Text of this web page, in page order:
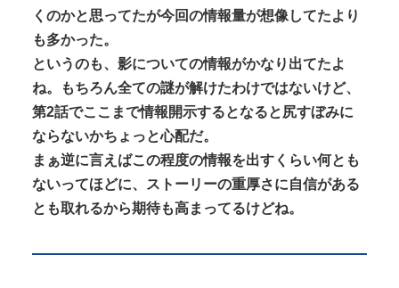
くのかと思ってたが今回の情報量が想像してたより
も多かった。
というのも、影についての情報がかなり出てたよ
ね。もちろん全ての謎が解けたわけではないけど、
第2話でここまで情報開示するとなると尻すぼみに
ならないかちょっと心配だ。
まぁ逆に言えばこの程度の情報を出すくらい何とも
ないってほどに、ストーリーの重厚さに自信がある
とも取れるから期待も高まってるけどね。